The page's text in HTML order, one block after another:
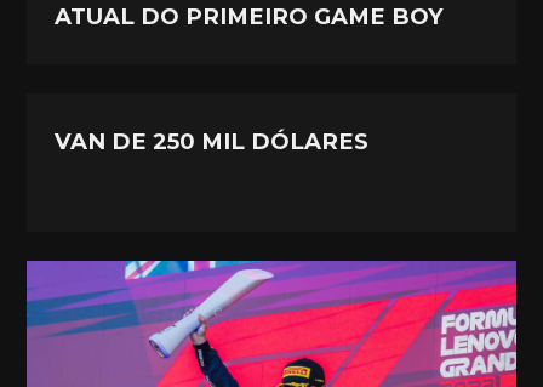
ATUAL DO PRIMEIRO GAME BOY
VAN DE 250 MIL DÓLARES